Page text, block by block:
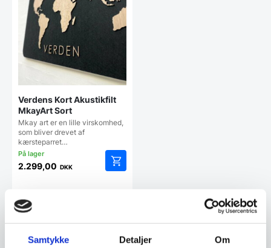
Samtykke Detaljer Om
Verdens Kort Akustikfilt
MkayArt Sort
Mkay art er en lille virskomhed,
som bliver drevet af
kærsteparret…
2.299,00 DKK
kan
Vi prismatcher